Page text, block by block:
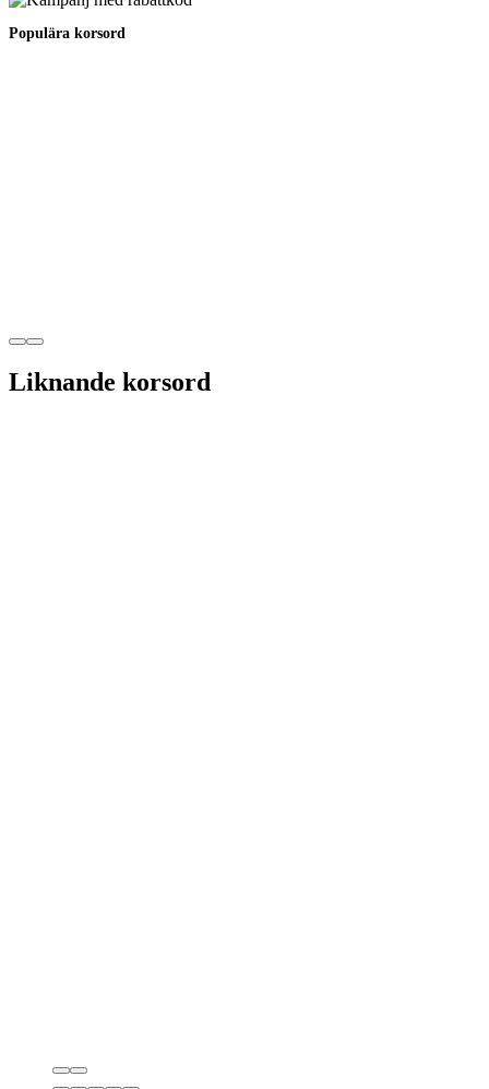
Populära korsord
Liknande korsord